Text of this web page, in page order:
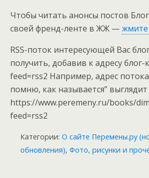
Чтобы читать анонсы постов
своей френд-ленте в ЖЖ —
RSS-поток интересующей Вас
получить, добавив к адресу блог-
feed=rss2 Например, адрес
помню, как называется” выглядит
https://www.peremeny.ru/books/
feed=rss2
Категории: О сайте Перемены.ру
обновления), Фото, рисунки и